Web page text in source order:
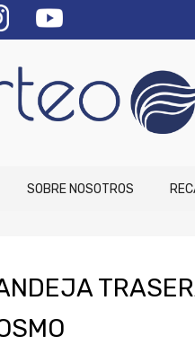
SOBRE NOSOTROS